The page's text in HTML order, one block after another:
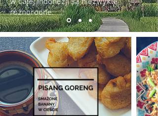
w całej Indonezji są niezwykle
różnorodne.